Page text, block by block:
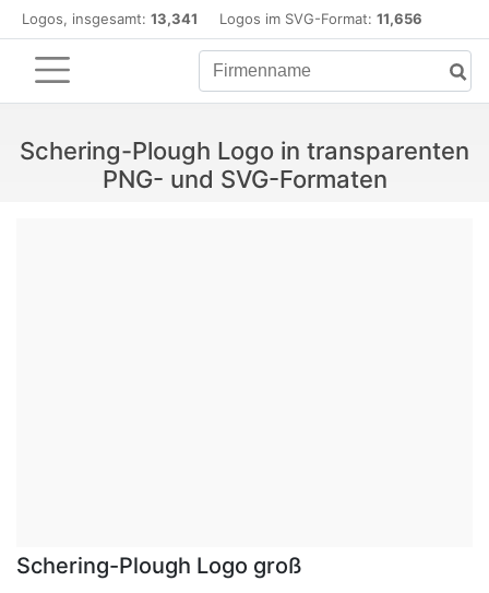
Logos, insgesamt: 13,341 Logos im SVG-Format: 11,656
Schering-Plough Logo in transparenten
PNG- und SVG-Formaten
Schering-Plough Logo groß